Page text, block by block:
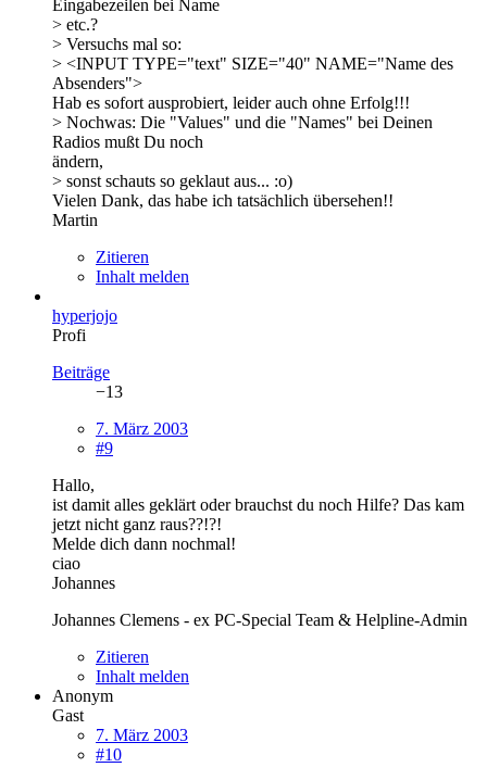
Eingabezeilen bei Name
> etc.?
> Versuchs mal so:
> <INPUT TYPE="text" SIZE="40" NAME="Name des
Absenders">
Hab es sofort ausprobiert, leider auch ohne Erfolg!!!
> Nochwas: Die "Values" und die "Names" bei Deinen
Radios mußt Du noch
ändern,
> sonst schauts so geklaut aus... :o)
Vielen Dank, das habe ich tatsächlich übersehen!!
Martin
Zitieren
Inhalt melden
hyperjojo
Profi
Beiträge
−13
7. März 2003
#9
Hallo,
ist damit alles geklärt oder brauchst du noch Hilfe? Das kam
jetzt nicht ganz raus??!?!
Melde dich dann nochmal!
ciao
Johannes
Johannes Clemens - ex PC-Special Team & Helpline-Admin
Zitieren
Inhalt melden
Anonym
Gast
7. März 2003
#10